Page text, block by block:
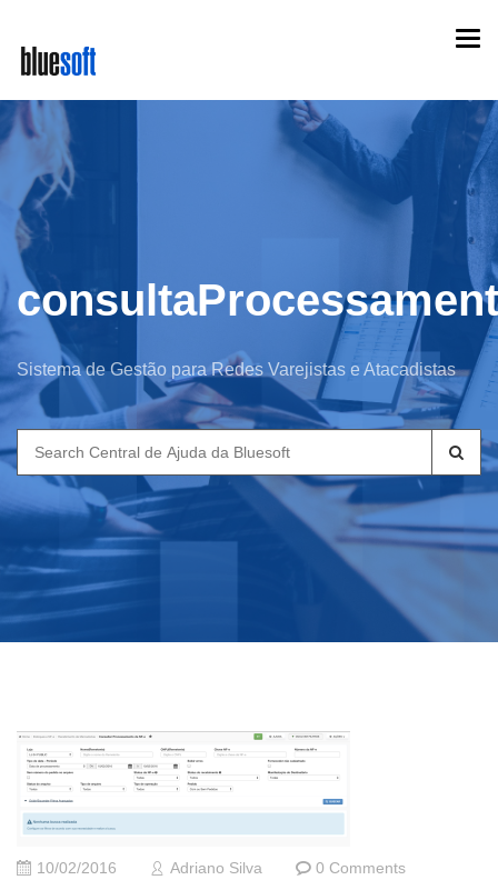
main
content
Sistema de Gestão para Redes Varejistas e Atacadistas
Search
for:
10/02/2016 Adriano Silva 0 Comments